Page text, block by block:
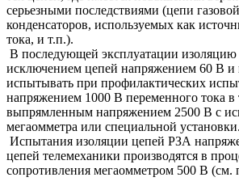
серьезными последствиями (цепи
конденсаторов, используемых как
тока, и т.п.).
В последующей эксплуатации
исключением цепей напряжением 60 В и
испытывать при профилактических
напряжением 1000 В переменного тока в
выпрямленным напряжением 2500 В с
мегаомметра или специальной установки.
Испытания изоляции цепей РЗА
цепей телемеханики производятся в
сопротивления мегаомметром 500 В (см.